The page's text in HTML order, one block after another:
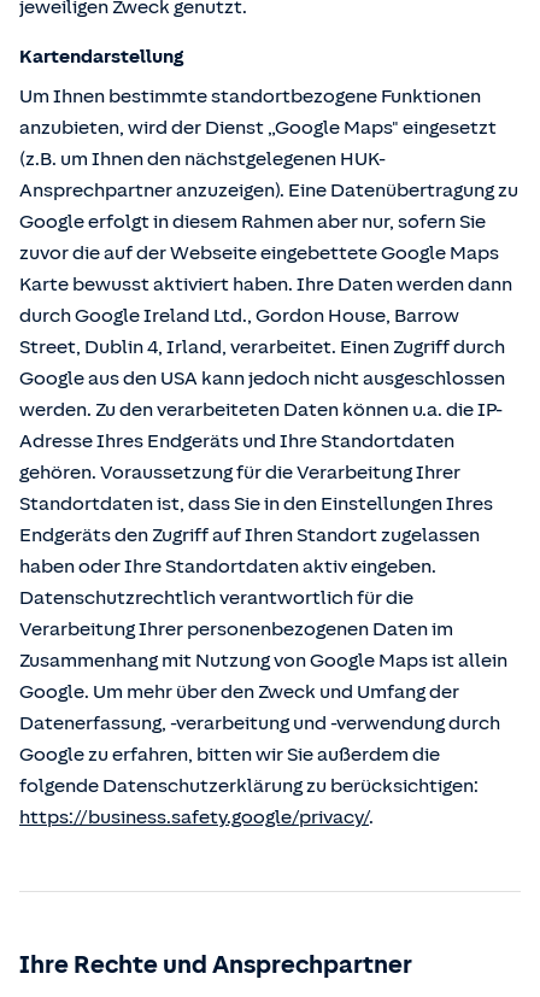
jeweiligen Zweck genutzt.
Kartendarstellung
Um Ihnen bestimmte standortbezogene Funktionen
anzubieten, wird der Dienst „Google Maps" eingesetzt
(z.B. um Ihnen den nächstgelegenen HUK-
Ansprechpartner anzuzeigen). Eine Datenübertragung zu
Google erfolgt in diesem Rahmen aber nur, sofern Sie
zuvor die auf der Webseite eingebettete Google Maps
Karte bewusst aktiviert haben. Ihre Daten werden dann
durch Google Ireland Ltd., Gordon House, Barrow
Street, Dublin 4, Irland, verarbeitet. Einen Zugriff durch
Google aus den USA kann jedoch nicht ausgeschlossen
werden. Zu den verarbeiteten Daten können u.a. die IP-
Adresse Ihres Endgeräts und Ihre Standortdaten
gehören. Voraussetzung für die Verarbeitung Ihrer
Standortdaten ist, dass Sie in den Einstellungen Ihres
Endgeräts den Zugriff auf Ihren Standort zugelassen
haben oder Ihre Standortdaten aktiv eingeben.
Datenschutzrechtlich verantwortlich für die
Verarbeitung Ihrer personenbezogenen Daten im
Zusammenhang mit Nutzung von Google Maps ist allein
Google. Um mehr über den Zweck und Umfang der
Datenerfassung, -verarbeitung und -verwendung durch
Google zu erfahren, bitten wir Sie außerdem die
folgende Datenschutzerklärung zu berücksichtigen:
https://business.safety.google/privacy/.
Ihre Rechte und Ansprechpartner